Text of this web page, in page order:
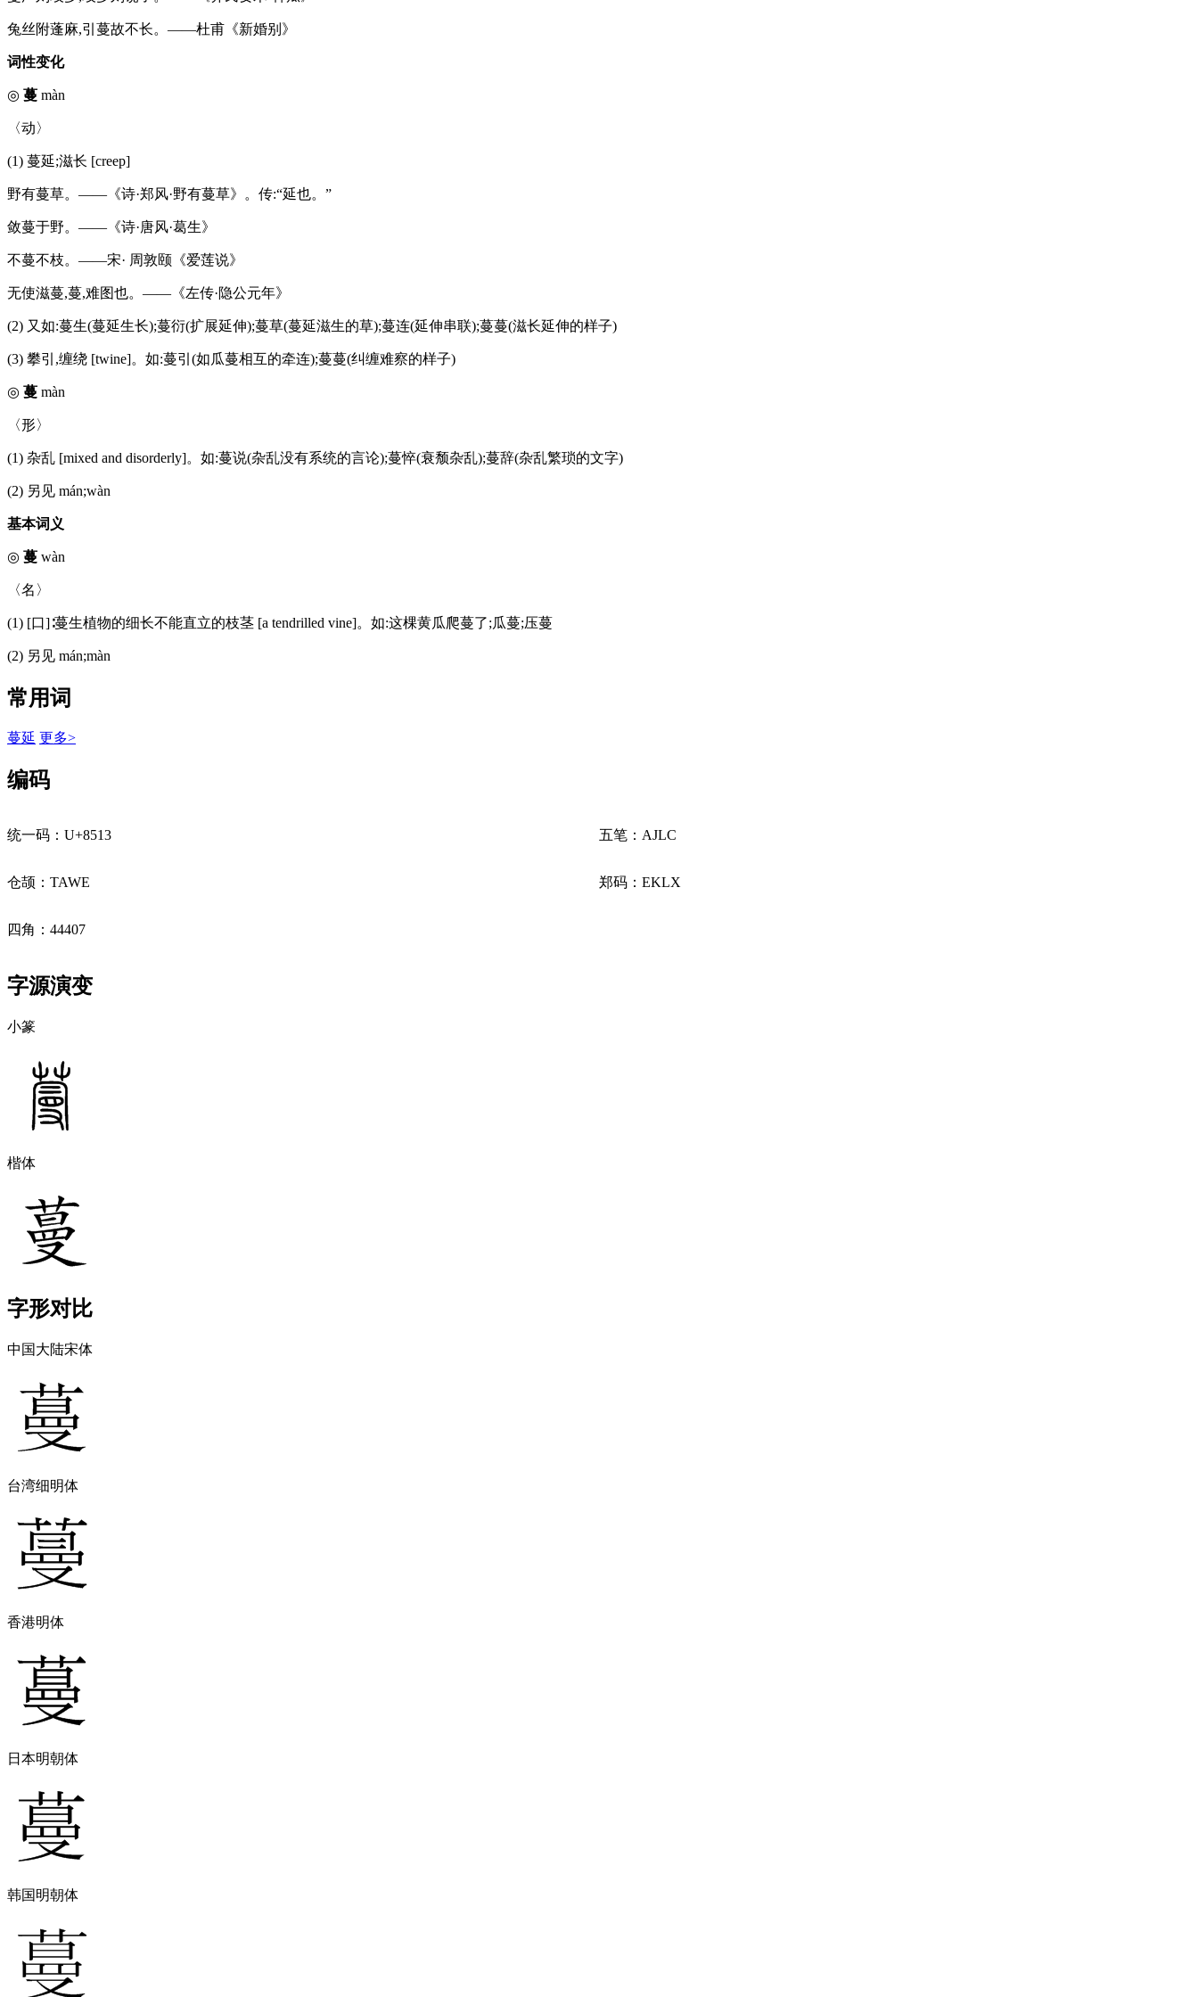
兔丝附蓬麻,引蔓故不长。——杜甫《新婚别》
词性变化
◎ 蔓 màn
〈动〉
(1) 蔓延;滋长 [creep]
野有蔓草。——《诗·郑风·野有蔓草》。传:“延也。”
敛蔓于野。——《诗·唐风·葛生》
不蔓不枝。——宋· 周敦颐《爱莲说》
无使滋蔓,蔓,难图也。——《左传·隐公元年》
(2) 又如:蔓生(蔓延生长);蔓衍(扩展延伸);蔓草(蔓延滋生的草);蔓连(延伸串联);蔓蔓(滋长延伸的样子)
(3) 攀引,缠绕 [twine]。如:蔓引(如瓜蔓相互的牵连);蔓蔓(纠缠难察的样子)
◎ 蔓 màn
〈形〉
(1) 杂乱 [mixed and disorderly]。如:蔓说(杂乱没有系统的言论);蔓悴(衰颓杂乱);蔓辞(杂乱繁琐的文字)
(2) 另见 mán;wàn
基本词义
◎ 蔓 wàn
〈名〉
(1) [口]∶蔓生植物的细长不能直立的枝茎 [a tendrilled vine]。如:这棵黄瓜爬蔓了;瓜蔓;压蔓
(2) 另见 mán;màn
常用词
蔓延 更多>
编码
统一码：U+8513 五笔：AJLC
仓颉：TAWE 郑码：EKLX
四角：44407
字源演变
小篆
楷体
字形对比
中国大陆宋体
台湾细明体
香港明体
日本明朝体
韩国明朝体